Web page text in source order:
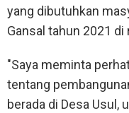
yang dibutuhkan
Gansal tahun 2021 di
"Saya meminta
tentang
berada di Desa Usul,